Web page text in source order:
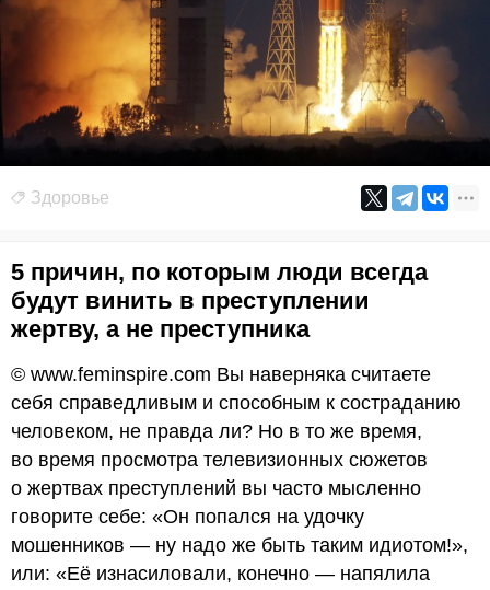
Здоровье
5 причин, по которым люди всегда
будут винить в преступлении
жертву, а не преступника
© www.feminspire.com Вы наверняка считаете
себя справедливым и способным к состраданию
человеком, не правда ли? Но в то же время,
во время просмотра телевизионных сюжетов
о жертвах преступлений вы часто мысленно
говорите себе: «Он попался на удочку
мошенников — ну надо же быть таким идиотом!»,
или: «Её изнасиловали, конечно — напялила